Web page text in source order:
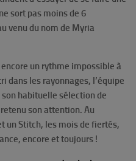
sort pas moins de 6
venu du nom de Myria
un rythme impossible à
dans les rayonnages, l’équipe
son habituelle sélection de
son attention. Au
un Stitch, les mois de fiertés,
encore et toujours !